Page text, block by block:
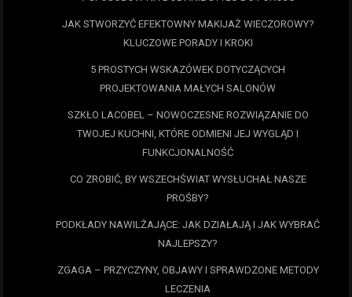
JAK STWORZYĆ EFEKTOWNY MAKIJAŻ WIECZOROWY?
KLUCZOWE PORADY I KROKI
5 PROSTYCH WSKAZÓWEK DOTYCZĄCYCH
PROJEKTOWANIA MAŁYCH SALONÓW
SZKŁO LACOBEL – NOWOCZESNE ROZWIĄZANIE DO
TWOJEJ KUCHNI, KTÓRE ODMIENI JEJ WYGLĄD I
FUNKCJONALNOŚĆ
CO ZROBIĆ, BY WSZECHŚWIAT WYSŁUCHAŁ NASZE
PROŚBY?
PODKŁADY NAWILŻAJĄCE: JAK DZIAŁAJĄ I JAK WYBRAĆ
NAJLEPSZY?
ZGAGA – PRZYCZYNY, OBJAWY I SPRAWDZONE METODY
LECZENIA